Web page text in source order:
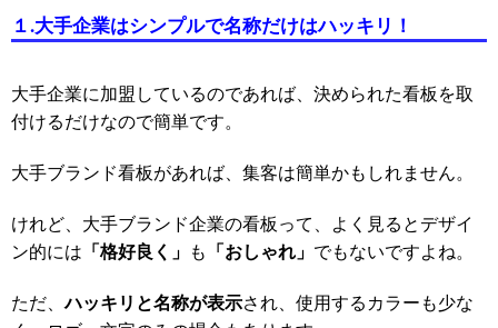
１.大手企業はシンプルで名称だけはハッキリ！
大手企業に加盟しているのであれば、決められた看板を取
付けるだけなので簡単です。
大手ブランド看板があれば、集客は簡単かもしれません。
けれど、大手ブランド企業の看板って、よく見るとデザイ
ン的には 「格好良く」 も 「おしゃれ」 でもないですよね。
ただ、ハッキリと名称が表示され、使用するカラーも少な